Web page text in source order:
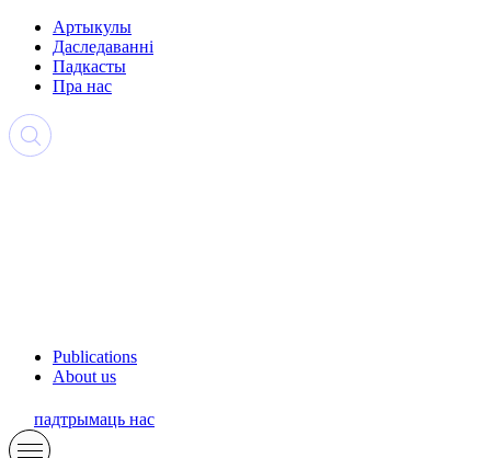
Артыкулы
Даследаванні
Падкасты
Пра нас
Publications
About us
падтрымаць нас